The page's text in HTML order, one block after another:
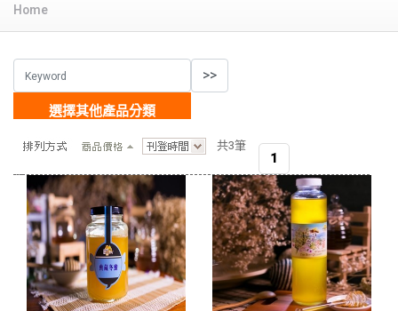
Home
選擇其他產品分類
共3筆
1